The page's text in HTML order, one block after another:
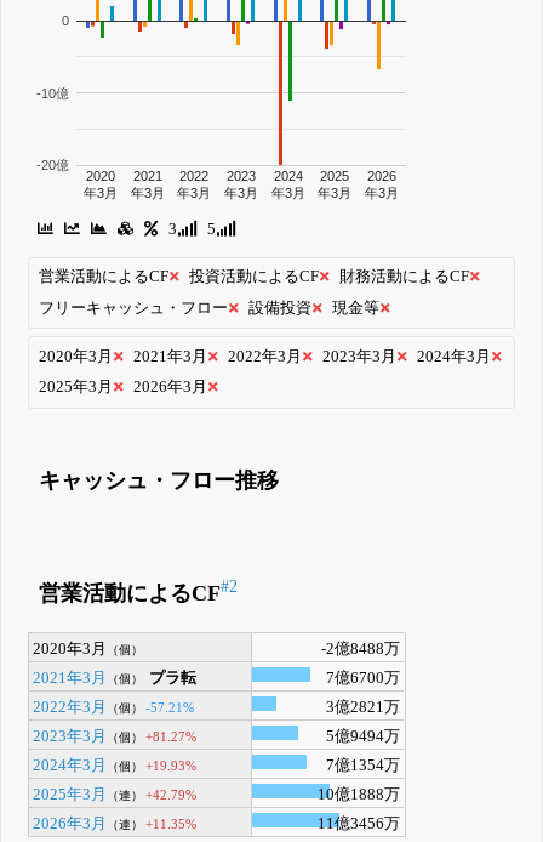
2020
年3月
2021
年3月
2022
年3月
2023
年3月
2024
年3月
2025
年3月
2026
年3月
-20億
-10億
0
3 5
営業活動によるCF 投資活動によるCF
財務活動によるCF
フリーキャッシュ・フロー
設備投資 現金等
2020年3月 2021年3月 2022年3月 2023年3月
2024年3月
2025年3月
2026年3月
キャッシュ・フロー推移
営業活動によるCF#2
2020年3月 （個）
-2億8488万
2021年3月
（個） プラ転
7億6700万
2022年3月
（個） -57.21%
3億2821万
2023年3月
（個） +81.27%
5億9494万
2024年3月
（個） +19.93%
7億1354万
2025年3月
（連） +42.79%
10億1888万
2026年3月
（連） +11.35% 11億3456万